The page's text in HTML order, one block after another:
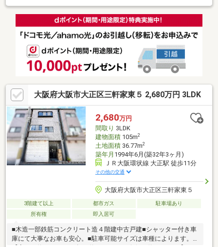
の間取り■水回りを2階に集中させた生活のしやすい家事同線■5沿
線利用可能にて通勤・通学にも便利な立地（南海電鉄汐見橋・JR
大阪環状線・大阪市御堂筋線・大阪市四つ橋線・大和路線）・フ
ァミリーマート北津守三丁目店：約550ｍ・ラ・ムー北津守店：
千島ガーデンモール：約1000ｍ・あべのキューズモール：約
3.0Km
大阪府大阪市大正区三軒家東５ 2,680万円 3LDK
2,680万円
間取り 3LDK
建物面積105m2
土地面積36.77m2
築年月 1994年6月(築32年3ヶ月)
ＪＲ大阪環状線 大正駅 徒歩11分
その他の交通
大阪府大阪市大正区三軒家東５
3階建て以上 都市ガス
駐車場あり
所有権
即入居可
■木造一部鉄筋コンクリート造４階建中古戸建■シャッター付き車
庫にて大事なお車も安心。■駐車可能サイズは車種によります。